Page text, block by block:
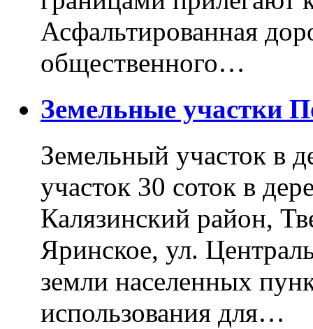
Асфальтированная
общественного…
Земельные участки
Земельный участок в
участок 30 соток в
Калязинский район,
Яринское, ул.
земли населенных
использования для…